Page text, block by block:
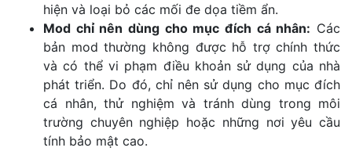
hiện và loại bỏ các mối đe dọa tiềm ẩn.
Mod chỉ nên dùng cho mục đích cá nhân: Các
bản mod thường không được hỗ trợ chính thức
và có thể vi phạm điều khoản sử dụng của nhà
phát triển. Do đó, chỉ nên sử dụng cho mục đích
cá nhân, thử nghiệm và tránh dùng trong môi
trường chuyên nghiệp hoặc những nơi yêu cầu
tính bảo mật cao.